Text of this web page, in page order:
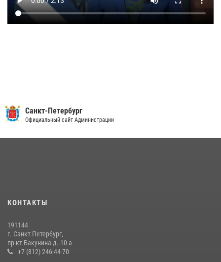
Санкт-Петербург
Официальный сайт Администрации
КОНТАКТЫ
191144
г. Санкт Петербург,
пр-кт Бакунина д. 10 а
+7 (812) 246-44-70